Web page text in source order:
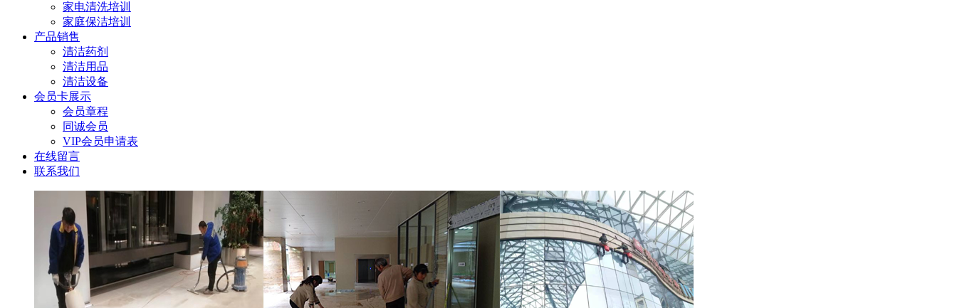
家电清洗培训
家庭保洁培训
产品销售
清洁药剂
清洁用品
清洁设备
会员卡展示
会员章程
同诚会员
VIP会员申请表
在线留言
联系我们